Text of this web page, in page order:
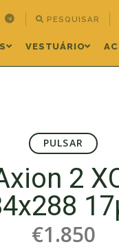
PESQUISAR
VESTUÁRIO
PULSAR
2
€1.850